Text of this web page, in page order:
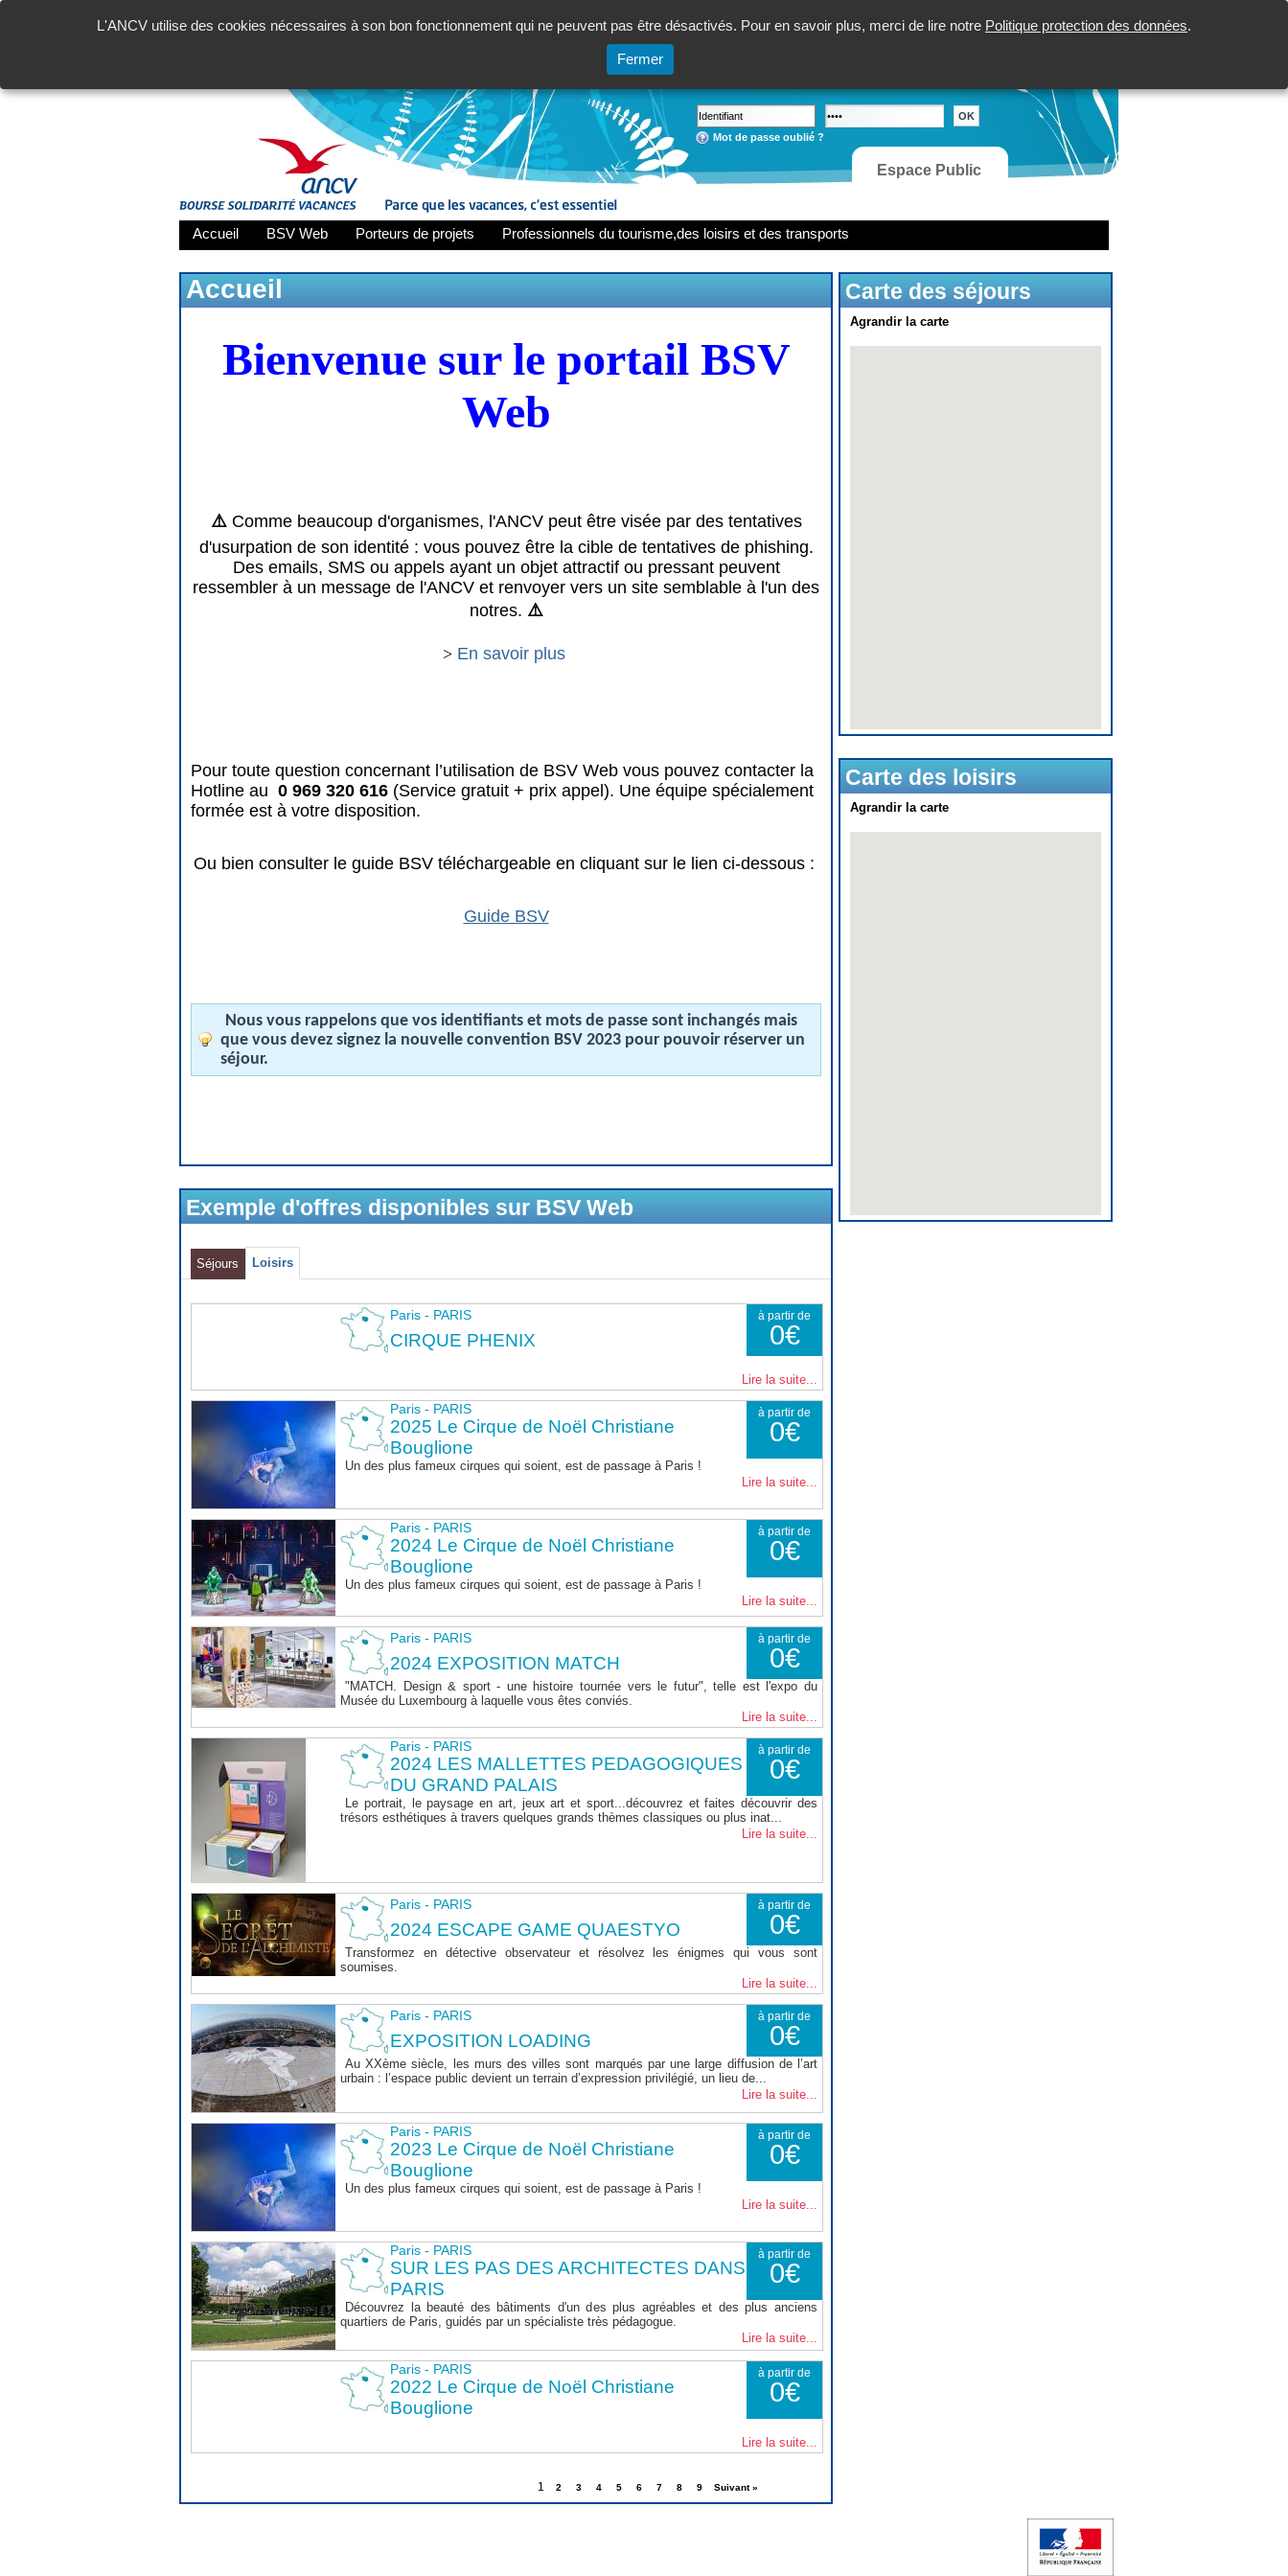
L'ANCV utilise des cookies nécessaires à son bon fonctionnement qui ne peuvent pas être désactivés. Pour en savoir plus, merci de lire notre Politique protection des données.
Fermer
Mot de passe oublié ?
Espace Public
Accueil BSV Web Porteurs de projets Professionnels du tourisme,des loisirs et des transports
Accueil
Bienvenue sur le portail BSV
Web
⚠️ Comme beaucoup d'organismes, l'ANCV peut être visée par des tentatives
d'usurpation de son identité : vous pouvez être la cible de tentatives de phishing.
Des emails, SMS ou appels ayant un objet attractif ou pressant peuvent
ressembler à un message de l'ANCV et renvoyer vers un site semblable à l'un des
notres. ⚠️
> En savoir plus
Pour toute question concernant l’utilisation de BSV Web vous pouvez contacter la
Hotline au 0 969 320 616 (Service gratuit + prix appel). Une équipe spécialement
formée est à votre disposition.
Ou bien consulter le guide BSV téléchargeable en cliquant sur le lien ci-dessous :
Guide BSV
Nous vous rappelons que vos identifiants et mots de passe sont inchangés mais
que vous devez signez la nouvelle convention BSV 2023 pour pouvoir réserver un
séjour.
Exemple d'offres disponibles sur BSV Web
Séjours Loisirs
Paris - PARIS à partir de
0€
CIRQUE PHENIX
Lire la suite...
Paris - PARIS à partir de
0€
2025 Le Cirque de Noël Christiane
Bouglione
Un des plus fameux cirques qui soient, est de passage à Paris !
Lire la suite...
Paris - PARIS à partir de
0€
2024 Le Cirque de Noël Christiane
Bouglione
Un des plus fameux cirques qui soient, est de passage à Paris !
Lire la suite...
Paris - PARIS à partir de
0€
2024 EXPOSITION MATCH
"MATCH. Design & sport - une histoire tournée vers le futur", telle est l'expo du
Musée du Luxembourg à laquelle vous êtes conviés.
Lire la suite...
Paris - PARIS à partir de
0€
2024 LES MALLETTES PEDAGOGIQUES
DU GRAND PALAIS
Le portrait, le paysage en art, jeux art et sport...découvrez et faites découvrir des
trésors esthétiques à travers quelques grands thèmes classiques ou plus inat...
Lire la suite...
Paris - PARIS à partir de
0€
2024 ESCAPE GAME QUAESTYO
Transformez en détective observateur et résolvez les énigmes qui vous sont
soumises.
Lire la suite...
Paris - PARIS à partir de
0€
EXPOSITION LOADING
Au XXème siècle, les murs des villes sont marqués par une large diffusion de l’art
urbain : l’espace public devient un terrain d’expression privilégié, un lieu de...
Lire la suite...
Paris - PARIS à partir de
0€
2023 Le Cirque de Noël Christiane
Bouglione
Un des plus fameux cirques qui soient, est de passage à Paris !
Lire la suite...
Paris - PARIS à partir de
0€
SUR LES PAS DES ARCHITECTES DANS
PARIS
Découvrez la beauté des bâtiments d'un des plus agréables et des plus anciens
quartiers de Paris, guidés par un spécialiste très pédagogue.
Lire la suite...
Paris - PARIS à partir de
0€
2022 Le Cirque de Noël Christiane
Bouglione
Lire la suite...
1 2 3 4 5 6 7 8 9 Suivant »
Carte des séjours
Agrandir la carte
Carte des loisirs
Agrandir la carte